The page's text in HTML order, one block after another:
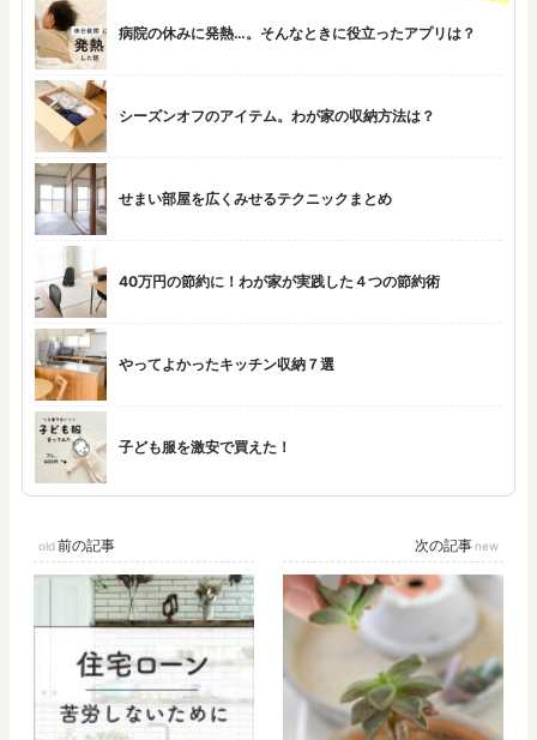
病院の休みに発熱…。そんなときに役立ったアプリは？
シーズンオフのアイテム。わが家の収納方法は？
せまい部屋を広くみせるテクニックまとめ
40万円の節約に！わが家が実践した４つの節約術
やってよかったキッチン収納７選
子ども服を激安で買えた！
前の記事 次の記事